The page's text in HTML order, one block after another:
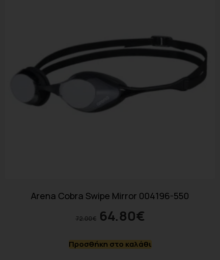
Arena Cobra Swipe Mirror 004196-550
72.00€ 64.80€
Προσθήκη στο καλάθι